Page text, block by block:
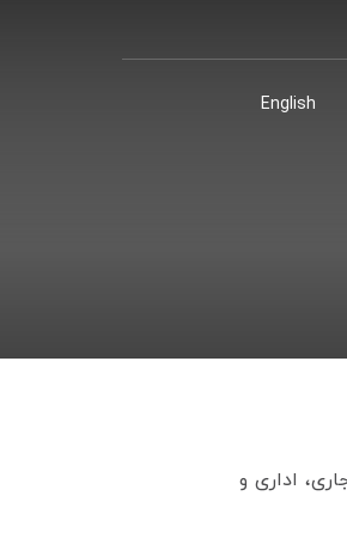
English
اداری و